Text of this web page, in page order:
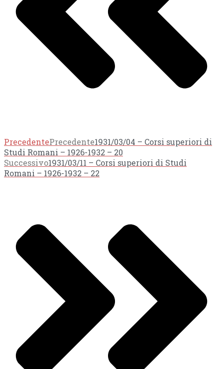
PrecedentePrecedente1931/03/04 – Corsi superiori di
Studi Romani – 1926-1932 – 20
Successivo1931/03/11 – Corsi superiori di Studi
Romani – 1926-1932 – 22